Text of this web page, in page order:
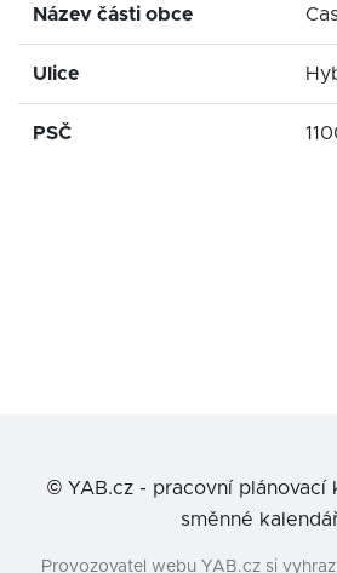
Název části obce
Ulice
PSČ
© YAB.cz - pracovní plánovací
směnné
Provozovatel webu YAB.cz si